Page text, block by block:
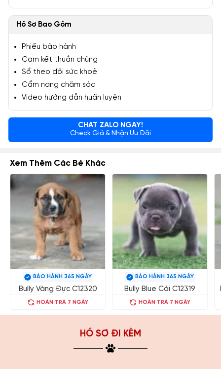
Hồ Sơ Bao Gồm
Phiếu bảo hành
Cam kết thuần chủng
Sổ theo dõi sức khoẻ
Cẩm nang chăm sóc
Video hướng dẫn huấn luyện
CHAT ZALO NGAY!
Check Giá & Nhận Ưu Đãi
Xem Thêm Các Bé Khác
BẢO HÀNH 365 NGÀY
Bully Vàng Đực C12320
HOÀN TRẢ 7 NGÀY
BẢO HÀNH 365 NGÀY
Bully Blue Cái C12319
HOÀN TRẢ 7 NGÀY
HỒ SƠ ĐI KÈM